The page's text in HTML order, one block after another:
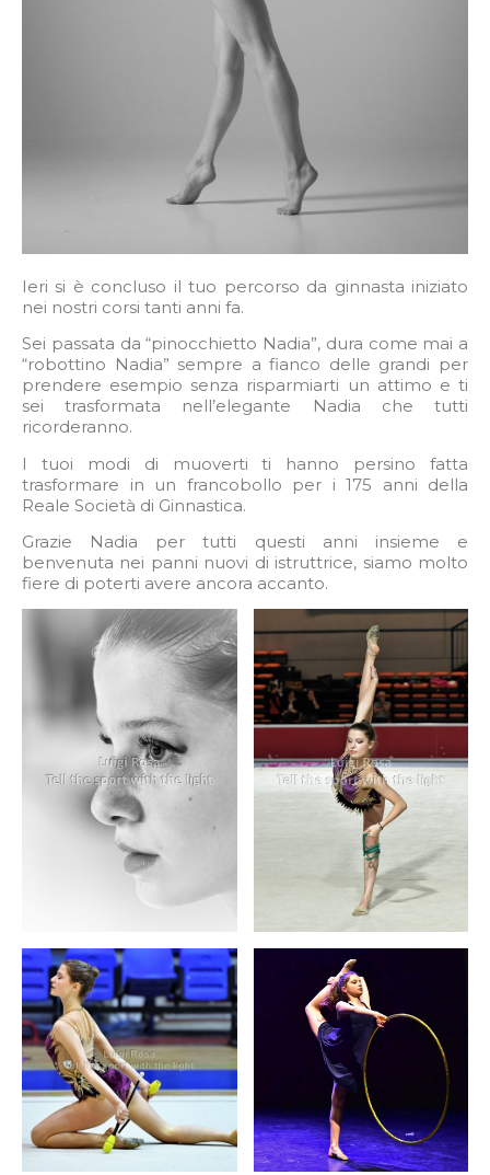
Ieri si è concluso il tuo percorso da ginnasta iniziato
nei nostri corsi tanti anni fa.
Sei passata da “pinocchietto Nadia”, dura come mai a
“robottino Nadia” sempre a fianco delle grandi per
prendere esempio senza risparmiarti un attimo e ti
sei trasformata nell’elegante Nadia che tutti
ricorderanno.
I tuoi modi di muoverti ti hanno persino fatta
trasformare in un francobollo per i 175 anni della
Reale Società di Ginnastica.
Grazie Nadia per tutti questi anni insieme e
benvenuta nei panni nuovi di istruttrice, siamo molto
fiere di poterti avere ancora accanto.